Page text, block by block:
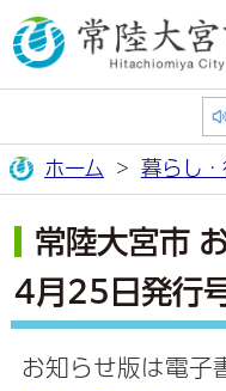
ホーム 暮らし
常陸大宮市
4月25日発行
お知らせ版は電子